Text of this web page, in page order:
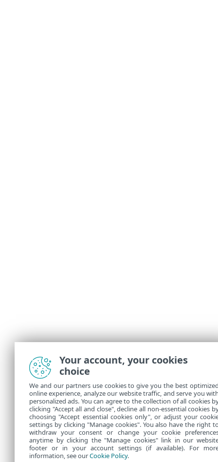
Your account, your cookies
choice
We and our partners use cookies to give you the best
online experience, analyze our website traffic, and serve you
personalized ads. You can agree to the collection of all cookies
clicking "Accept all and close", decline all non-essential cookies
choosing "Accept essential cookies only", or adjust your
settings by clicking "Manage cookies". You also have the right
withdraw your consent or change your cookie
anytime by clicking the "Manage cookies" link in our
footer or in your account settings (if available). For
information, see ourCookie Policy.